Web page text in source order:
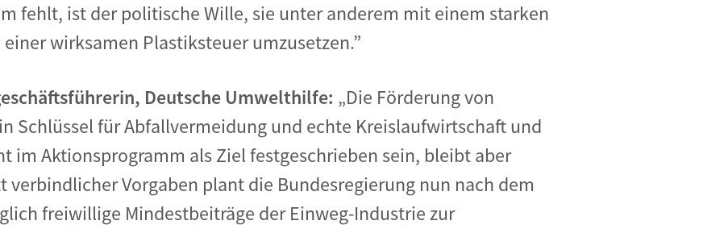
fehlt, ist der politische Wille, sie unter anderem mit einem starken
wirksamen Plastiksteuer umzusetzen.”
Deutsche Umwelthilfe: „Die Förderung von
Schlüssel für Abfallvermeidung und echte Kreislaufwirtschaft und
im Aktionsprogramm als Ziel festgeschrieben sein, bleibt aber
verbindlicher Vorgaben plant die Bundesregierung nun nach dem
freiwillige Mindestbeiträge der Einweg-Industrie zur